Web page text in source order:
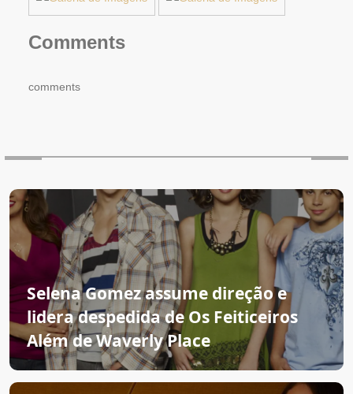
Comments
comments
Selena Gomez assume direção e
lidera despedida de Os Feiticeiros
Além de Waverly Place